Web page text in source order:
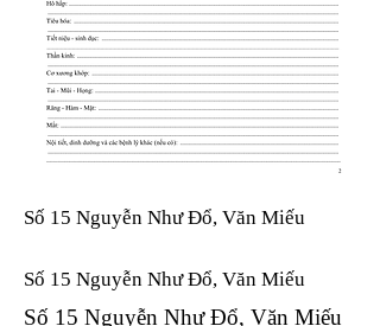
Số 15 Nguyễn Như Đổ, Văn Miếu
Số 15 Nguyễn Như Đổ, Văn Miếu​​​​
Số 15 Nguyễn Như Đổ, Văn Miếu​​​​